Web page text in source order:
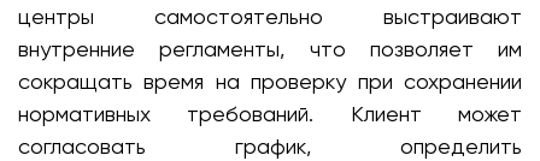
центры самостоятельно выстраивают
внутренние регламенты, что позволяет им
сокращать время на проверку при сохранении
нормативных требований. Клиент может
согласовать график, определить